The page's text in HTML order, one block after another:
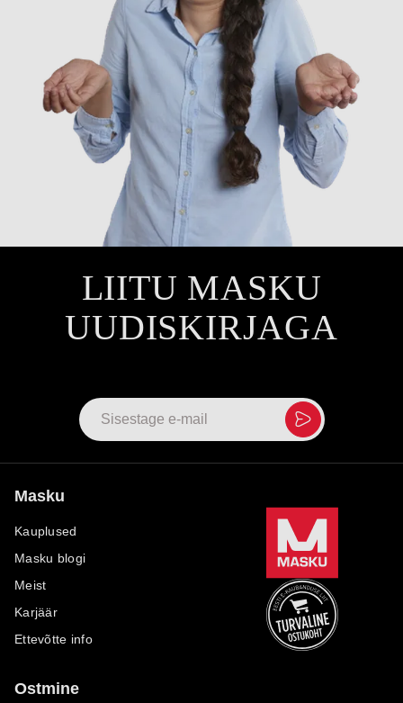
LIITU MASKU
UUDISKIRJAGA
Masku
Kauplused
Masku blogi
Meist
Karjäär
Ettevõtte info
Ostmine